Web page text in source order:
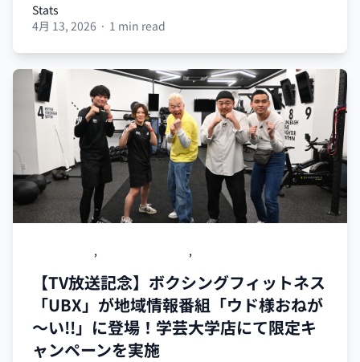
Stats
Stats
4月 13, 2026 · 1 min read
, ,
【TV放送記念】ボクシングフィットネス
「UBX」が地域情報番組「ウド様おねが
～い!!」に登場！学芸大学店にて限定キ
ャンペーンを実施